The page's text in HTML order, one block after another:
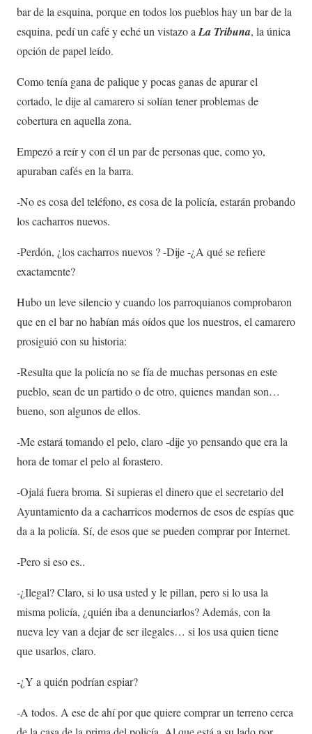
bar de la esquina, porque en todos los pueblos hay un bar de la
esquina, pedí un café y eché un vistazo a La Tribuna, la única
opción de papel leído.
Como tenía gana de palique y pocas ganas de apurar el
cortado, le dije al camarero si solían tener problemas de
cobertura en aquella zona.
Empezó a reír y con él un par de personas que, como yo,
apuraban cafés en la barra.
-No es cosa del teléfono, es cosa de la policía, estarán probando
los cacharros nuevos.
-Perdón, ¿los cacharros nuevos ? -Dije -¿A qué se refiere
exactamente?
Hubo un leve silencio y cuando los parroquianos comprobaron
que en el bar no habían más oídos que los nuestros, el camarero
prosiguió con su historia:
-Resulta que la policía no se fía de muchas personas en este
pueblo, sean de un partido o de otro, quienes mandan son…
bueno, son algunos de ellos.
-Me estará tomando el pelo, claro -dije yo pensando que era la
hora de tomar el pelo al forastero.
-Ojalá fuera broma. Si supieras el dinero que el secretario del
Ayuntamiento da a cacharricos modernos de esos de espías que
da a la policía. Sí, de esos que se pueden comprar por Internet.
-Pero si eso es..
-¿Ilegal? Claro, si lo usa usted y le pillan, pero si lo usa la
misma policía, ¿quién iba a denunciarlos? Además, con la
nueva ley van a dejar de ser ilegales… si los usa quien tiene
que usarlos, claro.
-¿Y a quién podrían espiar?
-A todos. A ese de ahí por que quiere comprar un terreno cerca